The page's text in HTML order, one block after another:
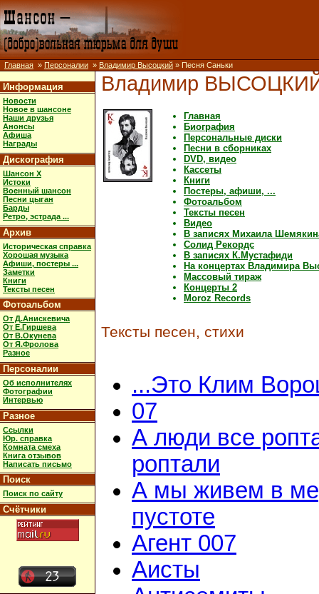
Главная » Персоналии » Владимир Высоцкий » Песня Саньки
Информация
Новости
Новое в шансоне
Наши друзья
Анонсы
Афиша
Награды
Дискография
Шансон X
Истоки
Военный шансон
Песни цыган
Барды
Ретро, эстрада ...
Архив
Историческая справка
Хорошая музыка
Афиши, постеры ...
Заметки
Книги
Тексты песен
Фотоальбом
От Д.Анискевича
От Е.Гиршева
От В.Окунева
От Я.Фролова
Разное
Персоналии
Об исполнителях
Фотографии
Интервью
Разное
Ссылки
Юр. справка
Комната смеха
Книга отзывов
Написать письмо
Поиск
Поиск по сайту
Счётчики
Владимир
Главная
Биография
Персональные диски
Песни в сборниках
DVD, видео
Кассеты
Книги
Постеры, афиши, ...
Фотоальбом
Тексты песен
Видео
В записях Михаила
Солид Рекордс
В записях К.Мустафиди
На концертах Владимира
Массовый тираж
Концерты 2
Moroz Records
Тексты песен, стихи
...Это Клим
07
А люди все
роптали
А мы живем в
пустоте
Агент 007
Аисты